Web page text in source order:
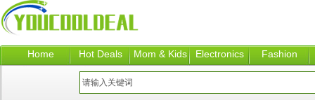
Home Hot Deals Mom & Kids Electronics Fashion